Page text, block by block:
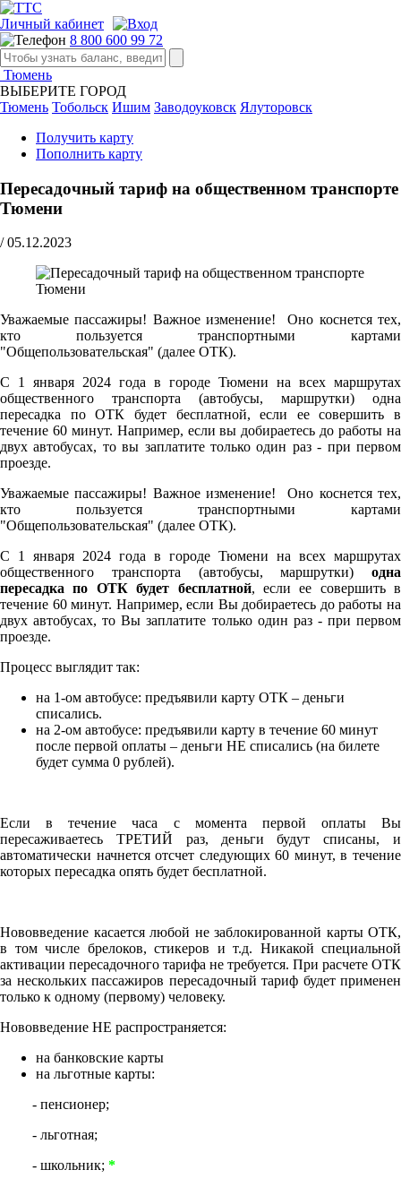
Личный кабинет
8 800 600 99 72
Тюмень
ВЫБЕРИТЕ ГОРОД
Тюмень Тобольск Ишим Заводоуковск Ялуторовск
Получить карту
Пополнить карту
Пересадочный тариф на общественном транспорте
Тюмени
/ 05.12.2023
Уважаемые пассажиры! Важное изменение! Оно коснется тех,
кто пользуется транспортными картами
"Общепользовательская" (далее ОТК).
С 1 января 2024 года в городе Тюмени на всех маршрутах
общественного транспорта (автобусы, маршрутки) одна
пересадка по ОТК будет бесплатной, если ее совершить в
течение 60 минут. Например, если вы добираетесь до работы на
двух автобусах, то вы заплатите только один раз - при первом
проезде.
Уважаемые пассажиры! Важное изменение! Оно коснется тех,
кто пользуется транспортными картами
"Общепользовательская" (далее ОТК).
С 1 января 2024 года в городе Тюмени на всех маршрутах
общественного транспорта (автобусы, маршрутки) одна
пересадка по ОТК будет бесплатной, если ее совершить в
течение 60 минут. Например, если Вы добираетесь до работы на
двух автобусах, то Вы заплатите только один раз - при первом
проезде.
Процесс выглядит так:
на 1-ом автобусе: предъявили карту ОТК – деньги
списались.
на 2-ом автобусе: предъявили карту в течение 60 минут
после первой оплаты – деньги НЕ списались (на билете
будет сумма 0 рублей).
Если в течение часа с момента первой оплаты Вы
пересаживаетесь ТРЕТИЙ раз, деньги будут списаны, и
автоматически начнется отсчет следующих 60 минут, в течение
которых пересадка опять будет бесплатной.
Нововведение касается любой не заблокированной карты ОТК,
в том числе брелоков, стикеров и т.д. Никакой специальной
активации пересадочного тарифа не требуется. При расчете ОТК
за нескольких пассажиров пересадочный тариф будет применен
только к одному (первому) человеку.
Нововведение НЕ распространяется:
на банковские карты
на льготные карты:
- пенсионер;
- льготная;
- школьник; *